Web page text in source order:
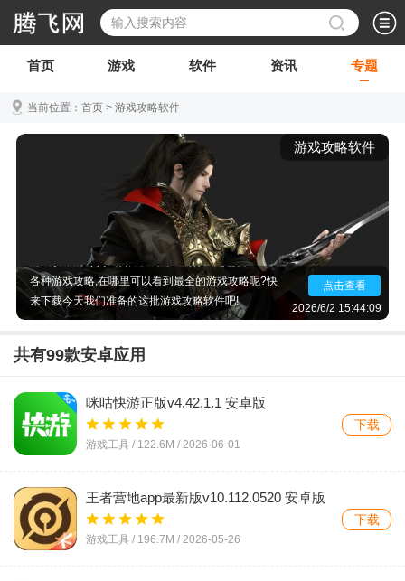
首页 游戏 软件 资讯 专题
当前位置： 首页 > 游戏攻略软件
游戏攻略软件
游戏攻略app哪个全?最好最全的游戏攻略app,哪个
app可以看游戏攻略?有什么游戏攻略app好用?能看
游戏攻略的app推荐,喜欢玩游戏的你一定也会经常看
各种游戏攻略,在哪里可以看到最全的游戏攻略呢?快
来下载今天我们准备的这批游戏攻略软件吧!
点击查看
2026/6/2 15:44:09
共有99款安卓应用
咪咕快游正版v4.42.1.1 安卓版
游戏工具 / 122.6M / 2026-06-01
下载
王者营地app最新版v10.112.0520 安卓版
游戏工具 / 196.7M / 2026-05-26
下载